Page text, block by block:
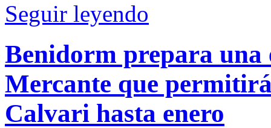
Seguir leyendo
Benidorm prepara
Mercante que
Calvari hasta enero